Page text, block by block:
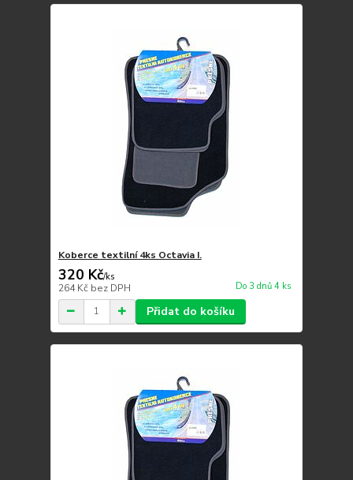
Koberce textilní 4ks Octavia I.
320 Kč/ks
264 Kč bez DPH Do 3 dnů 4 ks
Přidat do košíku